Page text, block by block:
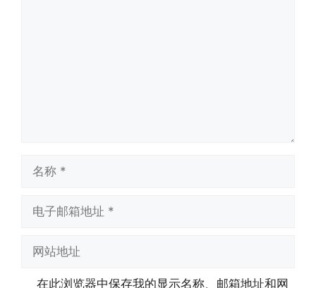
在此浏览器中保存我的显示名称、邮箱地址和网